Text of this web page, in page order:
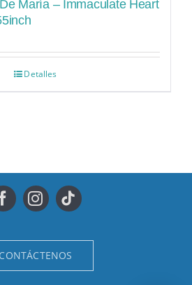
María – Immaculate Heart
Detalles
CONTÁCTENOS